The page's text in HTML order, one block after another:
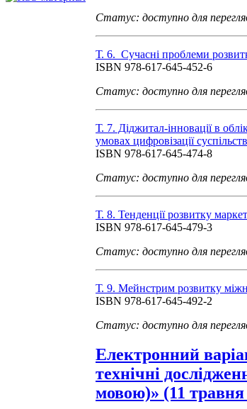
Статус: доступно для
Т. 6. Сучасні проблеми
ISBN 978-617-645-452-6
Статус: доступно для
Т. 7. Діджитал-інновації в
умовах цифровізації
ISBN 978-617-645-474-8
Статус: доступно для
Т. 8. Тенденції розвитку
ISBN 978-617-645-479-3
Статус: доступно для
Т. 9. Мейнстрим розвитку
ISBN 978-617-645-492-2
Статус: доступно для
Електронний
технічні
мовою)» (11 травня